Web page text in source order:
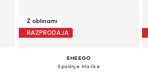
Z oblinami
RAZPRODAJA
SHEEGO
Spodnje hlačke